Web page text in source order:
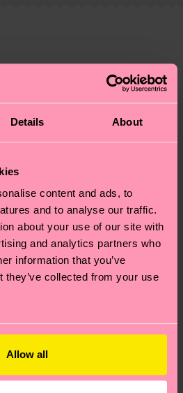
Details About
content and ads, to
and to analyse our traffic.
about your use of our site with
and analytics partners who
information that you’ve
they’ve collected from your use
Allow all
einen Richtwert handelt
von der lokalen Post in
Retoure? In unserem
Retouren
findest du die
Fragen.